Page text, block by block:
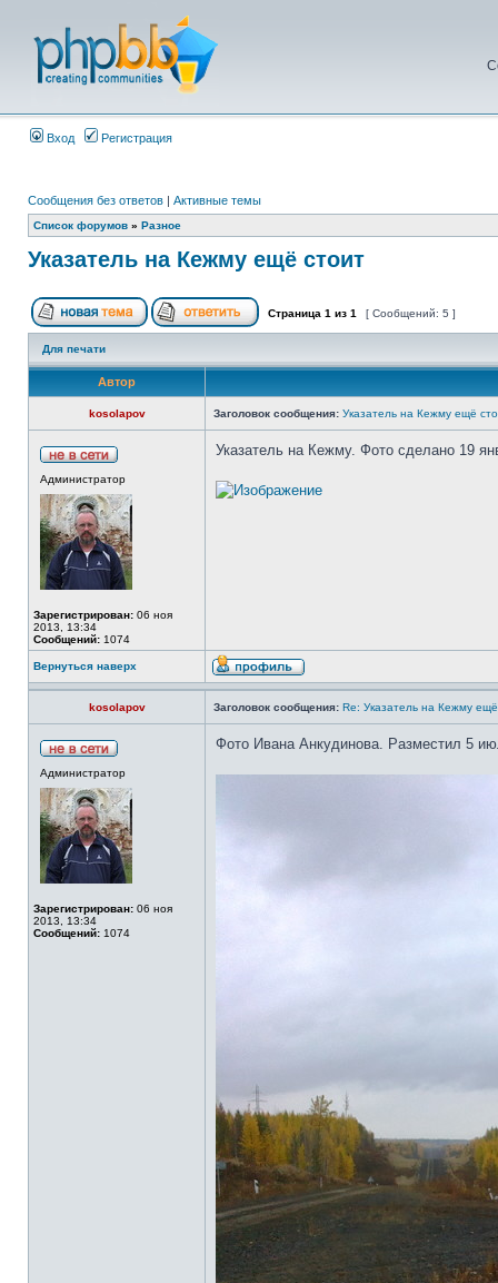
Вход Регистрация
Сообщения без ответов | Активные темы
Список форумов » Разное
Указатель на Кежму ещё стоит
Страница 1 из 1 [ Сообщений: 5 ]
Для печати
Автор
kosolapov Заголовок сообщения: Указатель на Кежму ещё
Администратор
Зарегистрирован: 06 ноя
2013, 13:34
Сообщений: 1074
Указатель на Кежму. Фото сделано 19
Вернуться наверх
kosolapov Заголовок сообщения: Re: Указатель на Кежму
Администратор
Зарегистрирован: 06 ноя
2013, 13:34
Сообщений: 1074
Фото Ивана Анкудинова. Разместил 5